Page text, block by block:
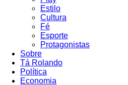
Estilo
Cultura
Fé
Esporte
Protagonistas
Sobre
Tá Rolando
Política
Economia